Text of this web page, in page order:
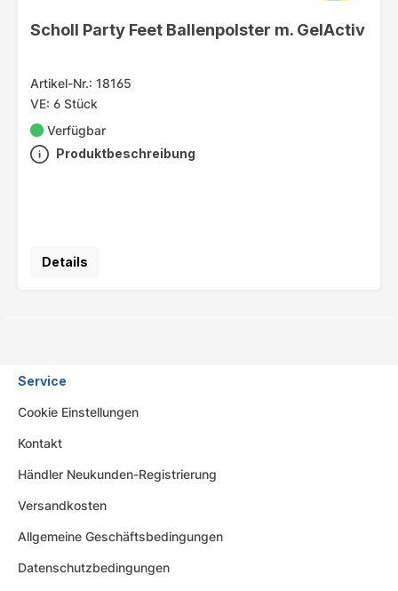
Scholl Party Feet Ballenpolster m. GelActiv
Artikel-Nr.: 18165
VE: 6 Stück
Verfügbar
Produktbeschreibung
Details
Service
Cookie Einstellungen
Kontakt
Händler Neukunden-Registrierung
Versandkosten
Allgemeine Geschäftsbedingungen
Datenschutzbedingungen